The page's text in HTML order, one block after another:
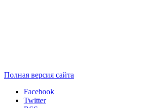
Полная версия сайта
Facebook
Twitter